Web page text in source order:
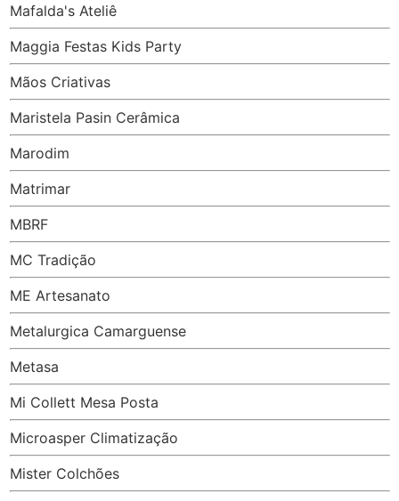
Mafalda's Ateliê
Maggia Festas Kids Party
Mãos Criativas
Maristela Pasin Cerâmica
Marodim
Matrimar
MBRF
MC Tradição
ME Artesanato
Metalurgica Camarguense
Metasa
Mi Collett Mesa Posta
Microasper Climatização
Mister Colchões